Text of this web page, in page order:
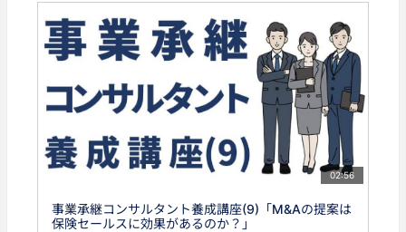
02:56
事業承継コンサルタント養成講座(9)「M&Aの提案は
保険セールスに効果があるのか？」